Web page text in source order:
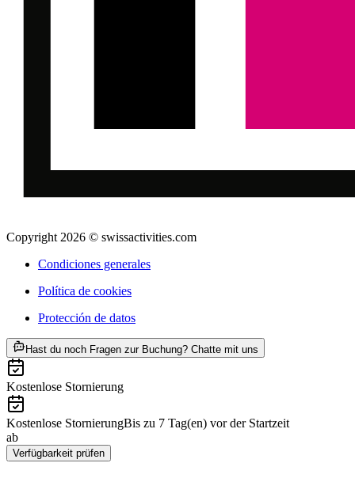
Copyright 2026 © swissactivities.com
Condiciones generales
Política de cookies
Protección de datos
Hast du noch Fragen zur Buchung? Chatte mit uns
Kostenlose Stornierung
Kostenlose StornierungBis zu 7 Tag(en) vor der Startzeit
ab
Verfügbarkeit prüfen